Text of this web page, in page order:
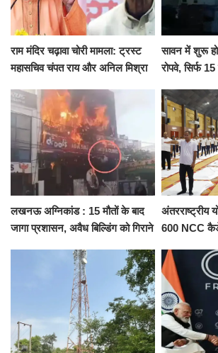
राम मंदिर चढ़ावा चोरी मामला: ट्रस्ट
महासचिव चंपत राय और अनिल मिश्रा
को नहीं...
सावन में शुरू हो
रोपवे, सिर्फ
किराया
लखनऊ अग्निकांड : 15 मौतों के बाद
जागा प्रशासन, अवैध बिल्डिंग को गिराने
अंतरराष्ट्रीय
600 NCC
संकल्प